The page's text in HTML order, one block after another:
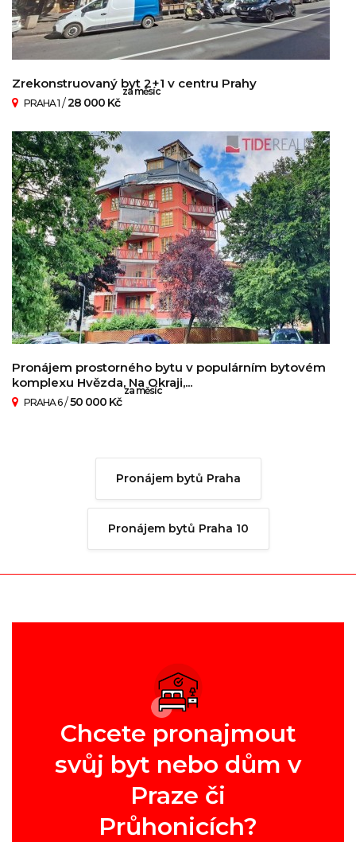
Zrekonstruovaný byt 2+1 v centru Prahy
PRAHA 1 /28 000 Kč
za měsíc
Pronájem prostorného bytu v populárním bytovém
komplexu Hvězda, Na Okraji,...
PRAHA 6/50 000 Kč
za měsíc
Pronájem bytů Praha
Pronájem bytů Praha 10
Chcete pronajmout
svůj byt nebo dům v
Praze či
Průhonicích?